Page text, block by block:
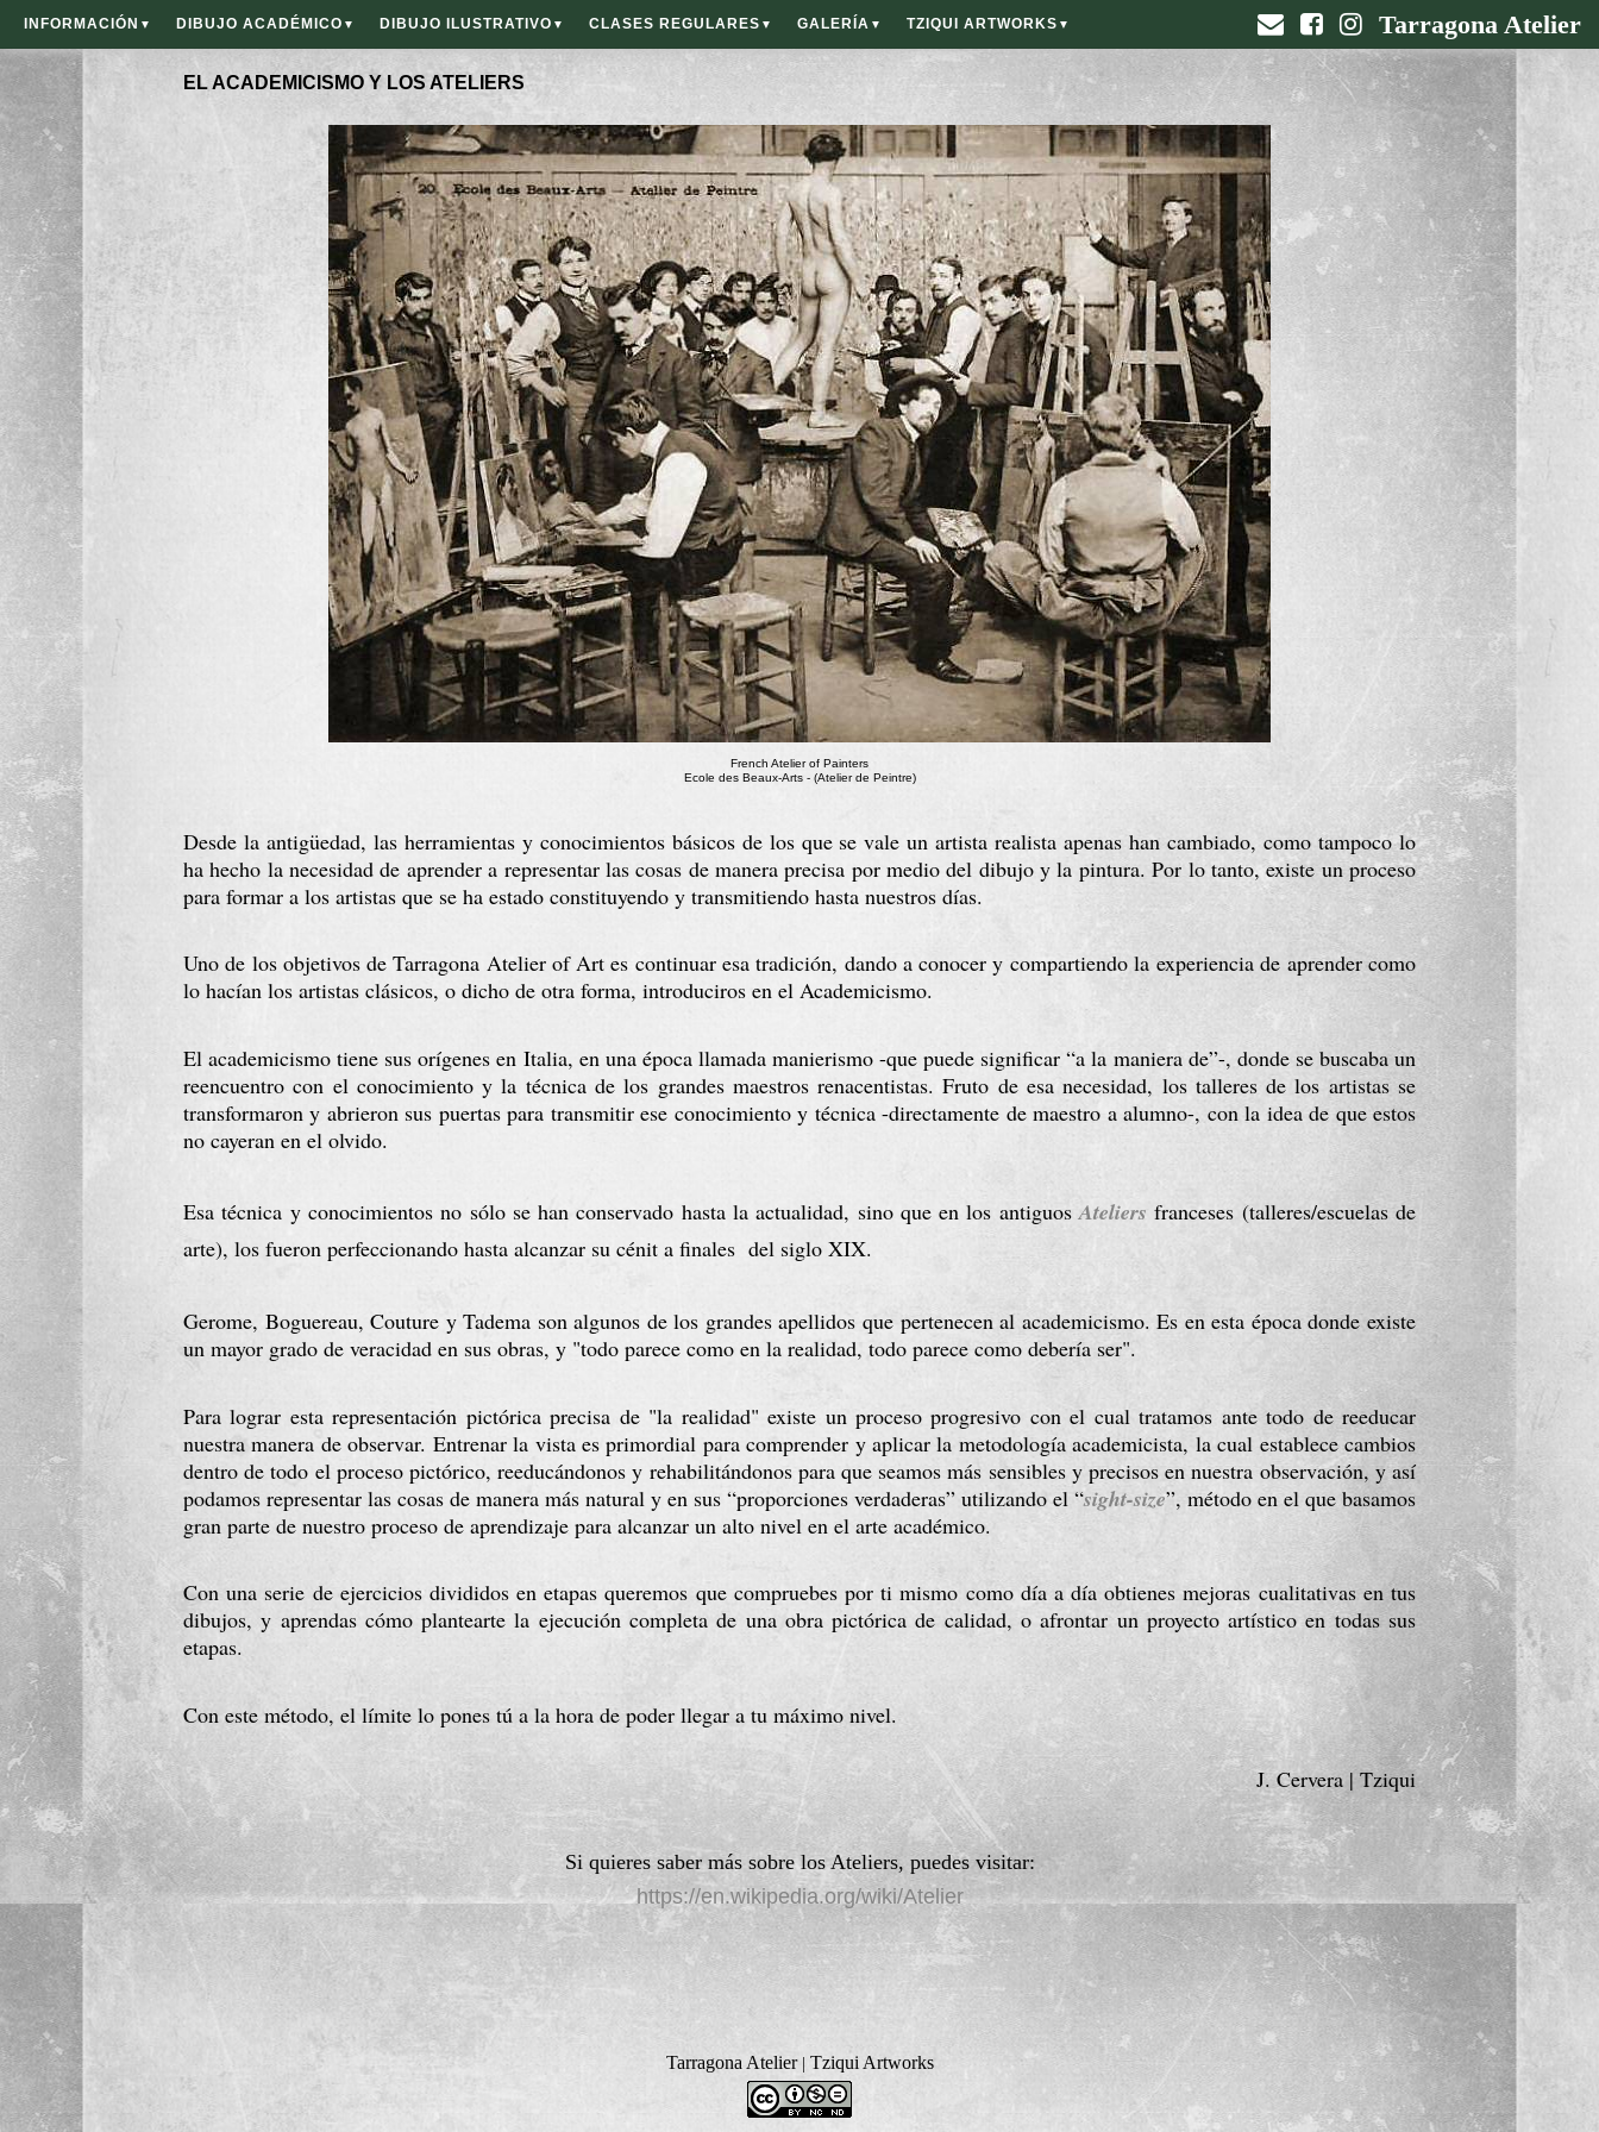
INFORMACIÓN ▼ DIBUJO ACADÉMICO ▼ DIBUJO ILUSTRATIVO ▼ CLASES REGULARES ▼ GALERÍA ▼ TZIQUI ARTWORKS ▼ Tarragona Atelier
EL ACADEMICISMO Y LOS ATELIERS
French Atelier of Painters
Ecole des Beaux-Arts - (Atelier de Peintre)
Desde la antigüedad, las herramientas y conocimientos básicos de los que se vale un artista realista apenas han cambiado, como tampoco lo
ha hecho la necesidad de aprender a representar las cosas de manera precisa por medio del dibujo y la pintura. Por lo tanto, existe un proceso
para formar a los artistas que se ha estado constituyendo y transmitiendo hasta nuestros días.
Uno de los objetivos de Tarragona Atelier of Art es continuar esa tradición, dando a conocer y compartiendo la experiencia de aprender como
lo hacían los artistas clásicos, o dicho de otra forma, introduciros en el Academicismo.
El academicismo tiene sus orígenes en Italia, en una época llamada manierismo -que puede significar “a la maniera de”-, donde se buscaba un
reencuentro con el conocimiento y la técnica de los grandes maestros renacentistas. Fruto de esa necesidad, los talleres de los artistas se
transformaron y abrieron sus puertas para transmitir ese conocimiento y técnica -directamente de maestro a alumno-, con la idea de que estos
no cayeran en el olvido.
Esa técnica y conocimientos no sólo se han conservado hasta la actualidad, sino que en los antiguos Ateliers franceses (talleres/escuelas de
arte), los fueron perfeccionando hasta alcanzar su cénit a finales  del siglo XIX.
Gerome, Boguereau, Couture y Tadema son algunos de los grandes apellidos que pertenecen al academicismo. Es en esta época donde existe
un mayor grado de veracidad en sus obras, y "todo parece como en la realidad, todo parece como debería ser".
Para lograr esta representación pictórica precisa de "la realidad" existe un proceso progresivo con el cual tratamos ante todo de reeducar
nuestra manera de observar. Entrenar la vista es primordial para comprender y aplicar la metodología academicista, la cual establece cambios
dentro de todo el proceso pictórico, reeducándonos y rehabilitándonos para que seamos más sensibles y precisos en nuestra observación, y así
podamos representar las cosas de manera más natural y en sus “proporciones verdaderas” utilizando el “sight-size”, método en el que basamos
gran parte de nuestro proceso de aprendizaje para alcanzar un alto nivel en el arte académico.
Con una serie de ejercicios divididos en etapas queremos que compruebes por ti mismo como día a día obtienes mejoras cualitativas en tus
dibujos, y aprendas cómo plantearte la ejecución completa de una obra pictórica de calidad, o afrontar un proyecto artístico en todas sus
etapas.
Con este método, el límite lo pones tú a la hora de poder llegar a tu máximo nivel.
J. Cervera | Tziqui
Si quieres saber más sobre los Ateliers, puedes visitar:
https://en.wikipedia.org/wiki/Atelier
Tarragona Atelier| Tziqui Artworks